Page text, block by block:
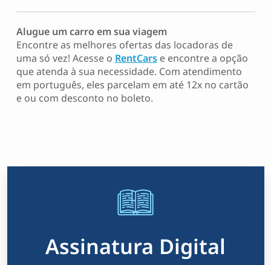
Alugue um carro em sua viagem
Encontre as melhores ofertas das locadoras de
uma só vez! Acesse o RentCarse encontre a opção
que atenda à sua necessidade. Com atendimento
em português, eles parcelam em até 12x no cartão
e ou com desconto no boleto.
Assinatura Digital